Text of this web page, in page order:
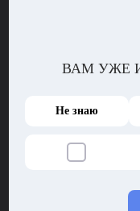
пасть и с
Никто не знал, что за
Пришло
Шиу-Цу звал к себе
ВАМ УЖЕ
Не знаю